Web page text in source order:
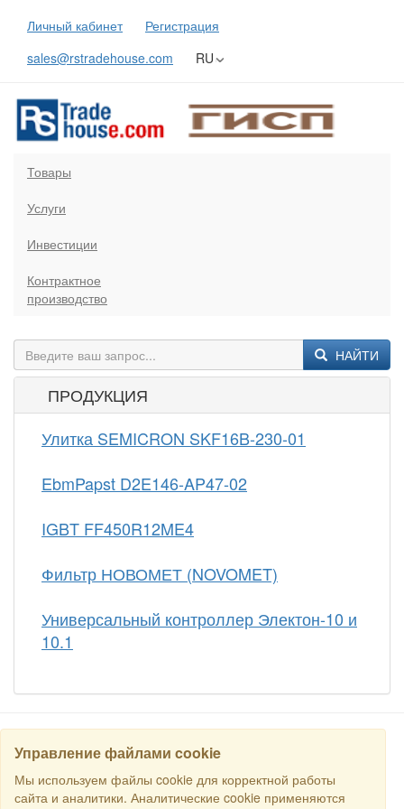
Личный кабинет
Регистрация
sales@rstradehouse.com
RU
Товары
Услуги
Инвестиции
Контрактное
производство
НАЙТИ
ПРОДУКЦИЯ
Улитка SEMICRON SKF16B-230-01
EbmPapst D2E146-AP47-02
IGBT FF450R12ME4
Фильтр НОВОМЕТ (NOVOMET)
Универсальный контроллер Электон-10 и
10.1
Управление файлами cookie
Мы используем файлы cookie для корректной работы
сайта и аналитики. Аналитические cookie применяются